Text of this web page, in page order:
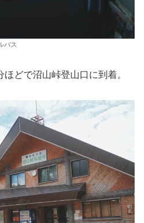
バス
どで沼山峠登山口に到着。